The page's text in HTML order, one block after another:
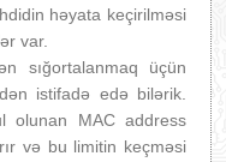
həyata keçirilməsi
var.
sığortalanmaq üçün
istifadə edə bilərik.
olunan MAC address
və bu limitin keçməsi